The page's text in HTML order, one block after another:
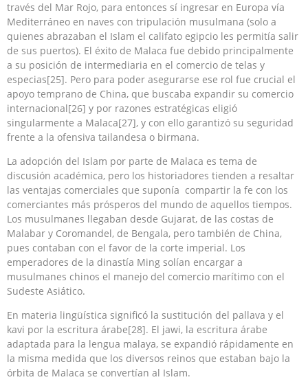
través del Mar Rojo, para entonces sí ingresar en Europa vía
Mediterráneo en naves con tripulación musulmana (solo a
quienes abrazaban el Islam el califato egipcio les permitía salir
de sus puertos). El éxito de Malaca fue debido principalmente
a su posición de intermediaria en el comercio de telas y
especias[25]. Pero para poder asegurarse ese rol fue crucial el
apoyo temprano de China, que buscaba expandir su comercio
internacional[26] y por razones estratégicas eligió
singularmente a Malaca[27], y con ello garantizó su seguridad
frente a la ofensiva tailandesa o birmana.
La adopción del Islam por parte de Malaca es tema de
discusión académica, pero los historiadores tienden a resaltar
las ventajas comerciales que suponía compartir la fe con los
comerciantes más prósperos del mundo de aquellos tiempos.
Los musulmanes llegaban desde Gujarat, de las costas de
Malabar y Coromandel, de Bengala, pero también de China,
pues contaban con el favor de la corte imperial. Los
emperadores de la dinastía Ming solían encargar a
musulmanes chinos el manejo del comercio marítimo con el
Sudeste Asiático.
En materia lingüística significó la sustitución del pallava y el
kavi por la escritura árabe[28]. El jawi, la escritura árabe
adaptada para la lengua malaya, se expandió rápidamente en
la misma medida que los diversos reinos que estaban bajo la
órbita de Malaca se convertían al Islam.